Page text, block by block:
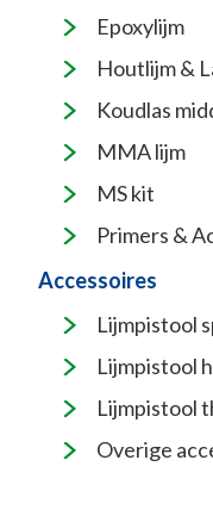
Epoxylijm
Houtlijm &
Koudlas
MMA lijm
MS kit
Primers &
Accessoires
Lijmpistool
Lijmpistool
Lijmpistool
Overige